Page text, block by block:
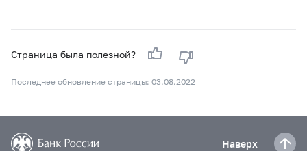
Страница была полезной?
Последнее обновление страницы: 03.08.2022
Наверх